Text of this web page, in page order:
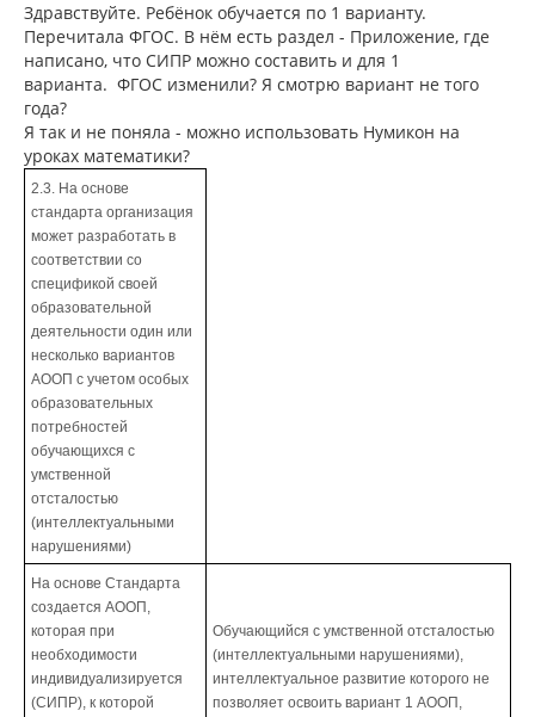
Здравствуйте. Ребёнок обучается по 1 варианту.
Перечитала ФГОС. В нём есть раздел - Приложение, где
написано, что СИПР можно составить и для 1
варианта. ФГОС изменили? Я смотрю вариант не того
года?
Я так и не поняла - можно использовать Нумикон на
уроках математики?
2.3. На основе
стандарта организация
может разработать в
соответствии со
спецификой своей
образовательной
деятельности один или
несколько вариантов
АООП с учетом особых
образовательных
потребностей
обучающихся с
умственной
отсталостью
(интеллектуальными
нарушениями)
На основе Стандарта
создается АООП,
которая при
необходимости
индивидуализируется
(СИПР), к которой
Обучающийся с умственной отсталостью
(интеллектуальными нарушениями),
интеллектуальное развитие которого не
позволяет освоить вариант 1 АООП,